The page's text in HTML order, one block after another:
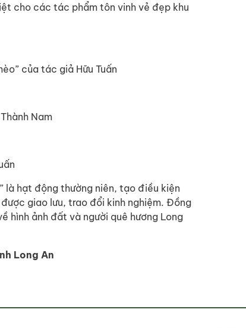
cho các tác phẩm tôn vinh vẻ đẹp khu
của tác giả Hữu Tuấn
Nam
là hạt động thường niên, tạo điều kiện
giao lưu, trao đổi kinh nghiệm. Đồng
hình ảnh đất và người quê hương Long
Long An